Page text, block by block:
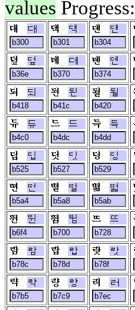
values
대 댁 댄
덮 데 덴
되 된 될
듀 드 득
딥 딧 딩
떤 떨 떫
뛴 뜀 뜨
람 랍 랏
략 량 러